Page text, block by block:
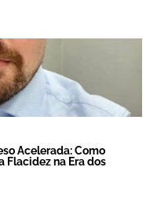
Acelerada: Como
Flacidez na Era dos